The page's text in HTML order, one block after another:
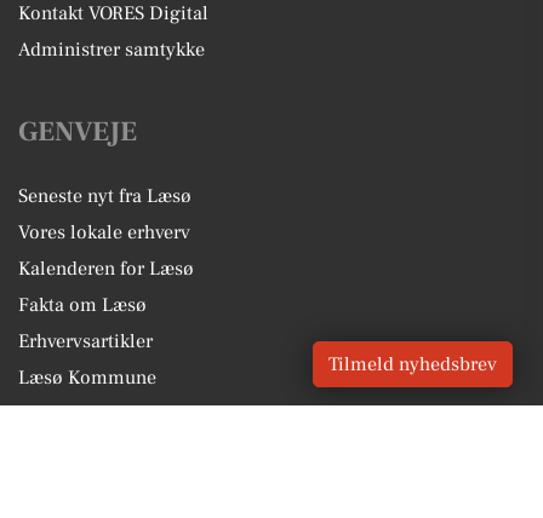
Kontakt VORES Digital
Administrer samtykke
GENVEJE
Seneste nyt fra Læsø
Vores lokale erhverv
Kalenderen for Læsø
Fakta om Læsø
Erhvervsartikler
Læsø Kommune
Tilmeld nyhedsbrev